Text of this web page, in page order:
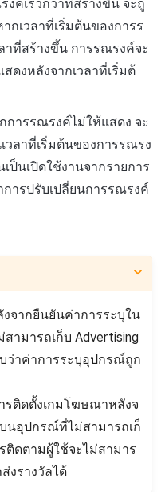
ค์เร็วกว่าที่สร้างขึ้น จะถู
กเวลาที่เริ่มต้นของการร
าที่สร้างขึ้น การรณรงค์จะ
ดงหลังจากเวลาที่เริ่มต้
การรณรงค์ไม่ให้แสดง จะ
วลาที่เริ่มต้นของการรณรง
ป็นเปิดใช้งานจากรายการ
ารปรับเปลี่ยนการรณรงค์
จากยืนยันค่าการระบุใน
ามารถเก็บ Advertising
บว่าค่าการระบุอุปกรณ์ถูก
รติดตั้งเกมโฆษณาหลังจ
นอุปกรณ์ที่ไม่สามารถเก็
ติดตามผู้ใช้จะไม่สามาร
งรางวัลได้